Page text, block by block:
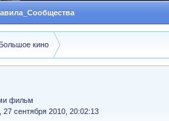
Большое кино
фильм
27 сентября 2010, 20:02:13